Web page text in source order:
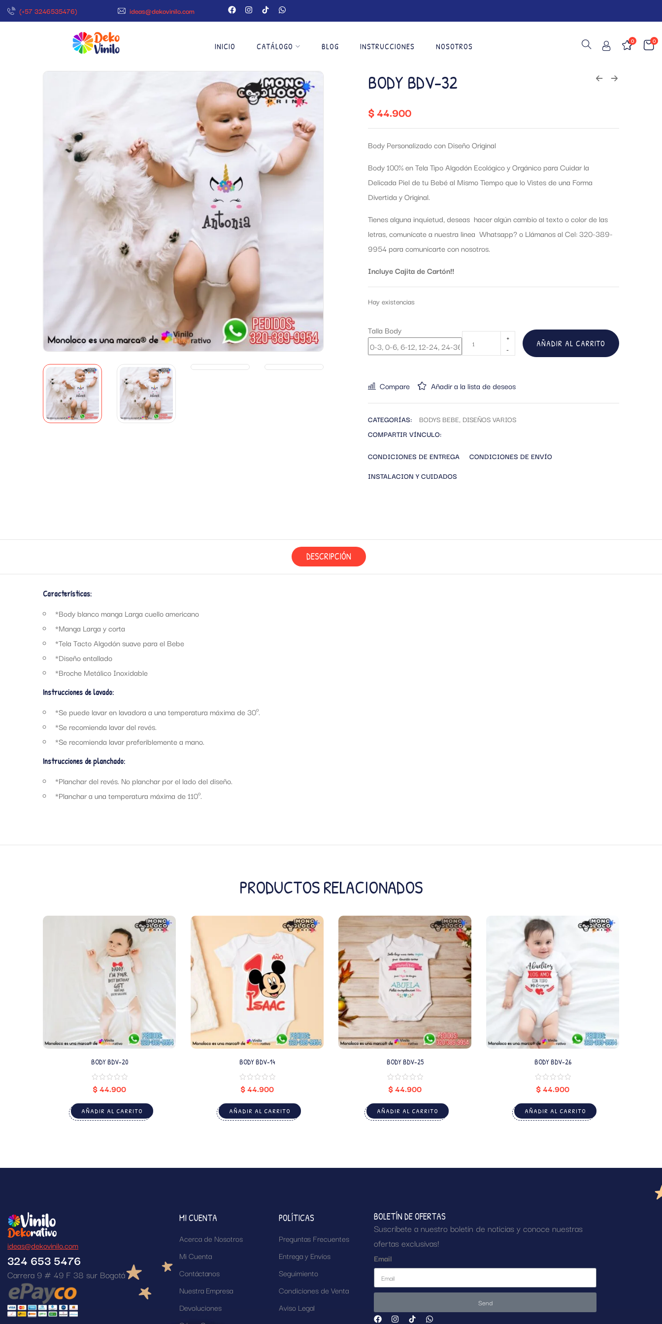
(+57 3246535476) ideas@dekovinilo.com
INICIO CATÁLOGO BLOG INSTRUCCIONES NOSOTROS
0
0
BODY BDV-32
$44.900
Body Personalizado con Diseño Original
Body 100% en Tela Tipo Algodón Ecológico y Orgánico para Cuidar la
Delicada Piel de tu Bebé al Mismo Tiempo que lo Vistes de una Forma
Divertida y Original.
Tienes alguna inquietud, deseas hacer algún cambio al texto o color de las
letras, comunícate a nuestra linea Whatsapp?o Llámanos al Cel: 320-389-
9954 para comunicarte con nosotros.
Incluye Cajita de Cartón!!
Hay existencias
Talla Body
AÑADIR AL CARRITO
Compare Añadir a la lista de deseos
CATEGORÍAS: BODYS BEBE, DISEÑOS VARIOS
COMPARTIR VÍNCULO:
CONDICIONES DE ENTREGA
CONDICIONES DE ENVÍO
INSTALACION Y CUIDADOS
DESCRIPCIÓN
Características:
*Body blanco manga Larga cuello americano
*Manga Larga y corta
*Tela Tacto Algodón suave para el Bebe
*Diseño entallado
*Broche Metálico Inoxidable
Instrucciones de lavado:
*Se puede lavar en lavadora a una temperatura máxima de 30º.
*Se recomienda lavar del revés.
*Se recomienda lavar preferiblemente a mano.
Instrucciones de planchado:
*Planchar del revés. No planchar por el lado del diseño.
*Planchar a una temperatura máxima de 110º.
PRODUCTOS RELACIONADOS
BODY BDV-20
$44.900
AÑADIR AL CARRITO
BODY BDV-14
$44.900
AÑADIR AL CARRITO
BODY BDV-25
$44.900
AÑADIR AL CARRITO
BODY BDV-26
$44.900
AÑADIR AL CARRITO
ideas@dekovinilo.com
324 653 5476
Carrera 9 # 49 F 38 sur Bogotá
MI CUENTA
Acerca de Nosotros
Mi Cuenta
Contáctanos
Nuestra Empresa
Devoluciones
POLÍTICAS
Preguntas Frecuentes
Entrega y Envíos
Seguimiento
Condiciones de Venta
Aviso Legal
BOLETÍN DE OFERTAS
Suscríbete a nuestro boletín de noticias y conoce nuestras
ofertas exclusivas!
Email
Send